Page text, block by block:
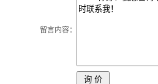
留言内容：